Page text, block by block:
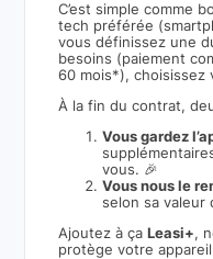
C’est simple comme
tech préférée
vous définissez une
besoins (paiement
60 mois*), choisissez
À la fin du contrat,
Vous gardez
vous. 🎉
Vous nous le
selon sa valeur
Ajoutez à çaLeasi+,
protège votre